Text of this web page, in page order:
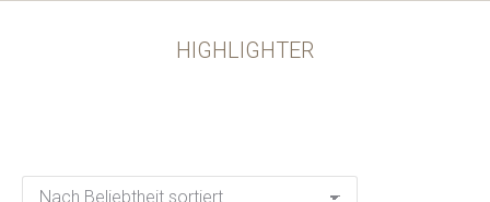
HIGHLIGHTER